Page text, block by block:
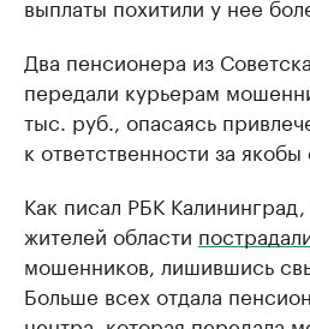
Два пенсионера из
передали курьерам
тыс. руб., опасаясь
к ответственности за
Как писал РБК
жителей области
мошенников, лишившись
Больше всех отдала